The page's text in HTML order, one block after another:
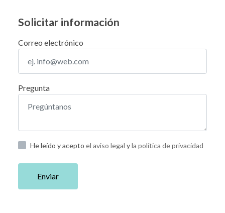
Solicitar información
Correo electrónico
Pregunta
He leído y acepto el aviso legal yla política de privacidad
Enviar